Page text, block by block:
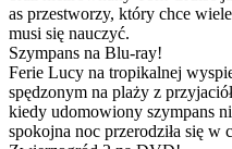
as przestworzy, który chce
musi się nauczyć.
Szympans na Blu-ray!
Ferie Lucy na tropikalnej
spędzonym na plaży z
kiedy udomowiony szympans
spokojna noc przerodziła się w